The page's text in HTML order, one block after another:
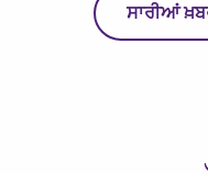
ਸਾਰੀਆਂ